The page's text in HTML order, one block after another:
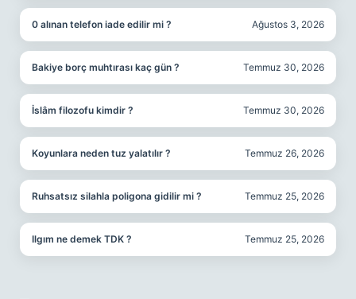
0 alınan telefon iade edilir mi ? Ağustos 3, 2026
Bakiye borç muhtırası kaç gün ? Temmuz 30, 2026
İslâm filozofu kimdir ? Temmuz 30, 2026
Koyunlara neden tuz yalatılır ? Temmuz 26, 2026
Ruhsatsız silahla poligona gidilir mi ? Temmuz 25, 2026
Ilgım ne demek TDK ? Temmuz 25, 2026